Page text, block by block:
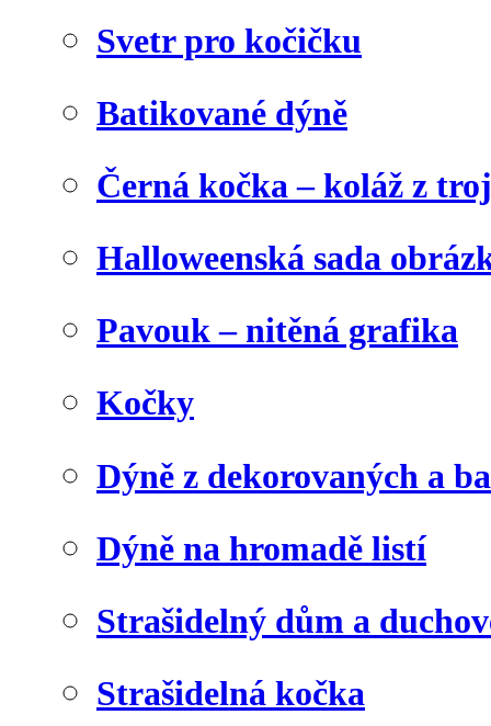
Svetr pro kočičku
Batikované dýně
Černá kočka – koláž z
Halloweenská sada
Pavouk – nitěná grafika
Kočky
Dýně z dekorovaných a
Dýně na hromadě listí
Strašidelný dům a
Strašidelná kočka